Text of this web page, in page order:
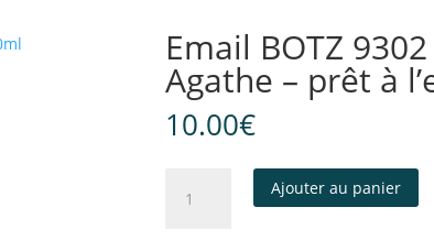
Email BOTZ
Agathe – prêt à
10.00€
Ajouter au panier